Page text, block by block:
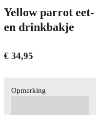
Yellow parrot eet-
en drinkbakje
€ 34,95
Opmerking